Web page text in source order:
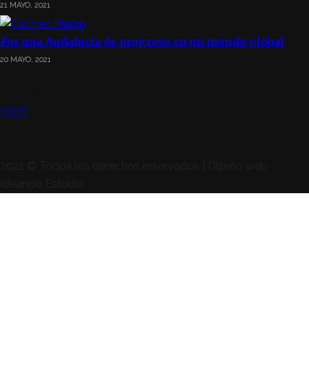
21 MAYO, 2021
Por una Andalucía de progreso en un mundo global
20 MAYO, 2021